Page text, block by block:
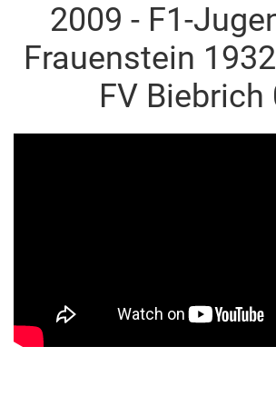
2009 - F1-
Frauenstein
FV Biebrich